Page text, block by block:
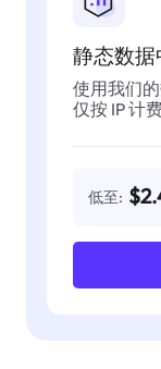
静态数
使用我们
仅按 IP 计
低至: